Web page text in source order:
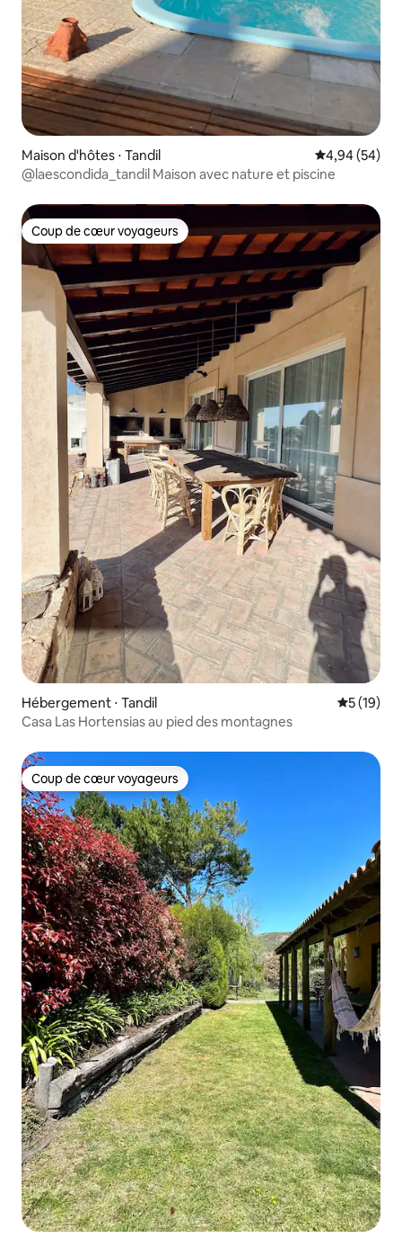
Maison d'hôtes ⋅ Tandil Évaluation
4,94 (54)
@laescondida_tandil Maison avec nature et piscine
Coup de cœur voyageurs
Coup de cœur voyageurs
Hébergement ⋅ Tandil
5 (19)
Casa Las Hortensias au pied des montagnes
Coup de cœur voyageurs
Coup de cœur voyageurs